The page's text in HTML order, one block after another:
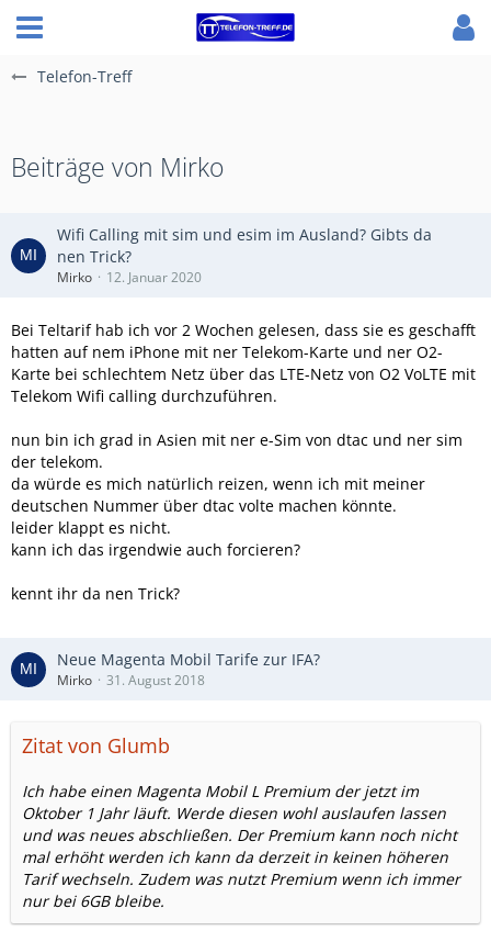
Telefon-Treff
Beiträge von Mirko
Wifi Calling mit sim und esim im Ausland? Gibts da
nen Trick?
Mirko 12. Januar 2020
Bei Teltarif hab ich vor 2 Wochen gelesen, dass sie es geschafft
hatten auf nem iPhone mit ner Telekom-Karte und ner O2-
Karte bei schlechtem Netz über das LTE-Netz von O2 VoLTE mit
Telekom Wifi calling durchzuführen.
nun bin ich grad in Asien mit ner e-Sim von dtac und ner sim
der telekom.
da würde es mich natürlich reizen, wenn ich mit meiner
deutschen Nummer über dtac volte machen könnte.
leider klappt es nicht.
kann ich das irgendwie auch forcieren?
kennt ihr da nen Trick?
Neue Magenta Mobil Tarife zur IFA?
Mirko 31. August 2018
Zitat von Glumb
Ich habe einen Magenta Mobil L Premium der jetzt im
Oktober 1 Jahr läuft. Werde diesen wohl auslaufen lassen
und was neues abschließen. Der Premium kann noch nicht
mal erhöht werden ich kann da derzeit in keinen höheren
Tarif wechseln. Zudem was nutzt Premium wenn ich immer
nur bei 6GB bleibe.